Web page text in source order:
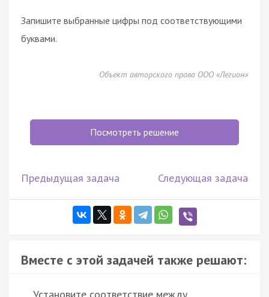
Запишите выбранные цифры под соответствующими
буквами.
Объект авторского права ООО «Легион»
Посмотреть решение
Предыдущая задача Следующая задача
Вместе с этой задачей также решают:
Установите соответствие между